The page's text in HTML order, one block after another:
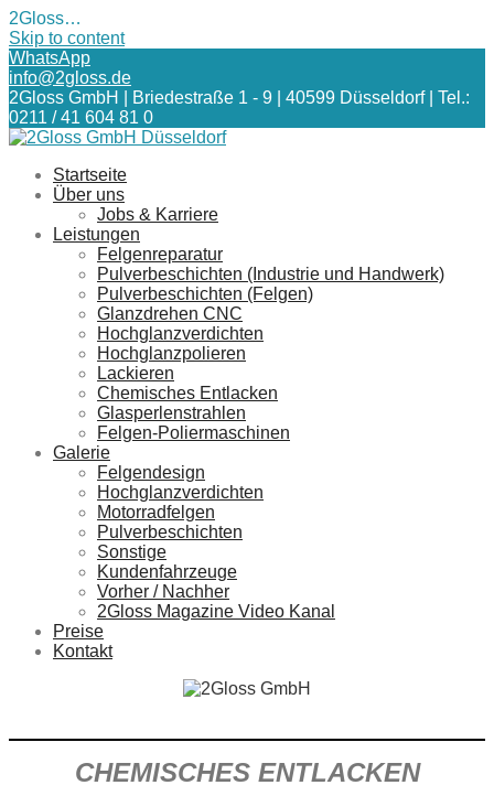
2Gloss…
Skip to content
WhatsApp
info@2gloss.de
2Gloss GmbH | Briedestraße 1 - 9 | 40599 Düsseldorf | Tel.:
0211 / 41 604 81 0
Startseite
Über uns
Jobs & Karriere
Leistungen
Felgenreparatur
Pulverbeschichten (Industrie und Handwerk)
Pulverbeschichten (Felgen)
Glanzdrehen CNC
Hochglanzverdichten
Hochglanzpolieren
Lackieren
Chemisches Entlacken
Glasperlenstrahlen
Felgen-Poliermaschinen
Galerie
Felgendesign
Hochglanzverdichten
Motorradfelgen
Pulverbeschichten
Sonstige
Kundenfahrzeuge
Vorher / Nachher
2Gloss Magazine Video Kanal
Preise
Kontakt
CHEMISCHES ENTLACKEN